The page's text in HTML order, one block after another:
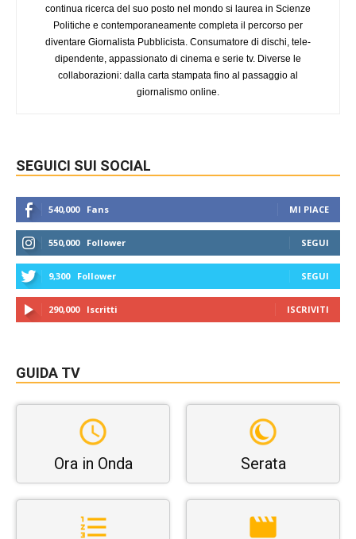
continua ricerca del suo posto nel mondo si laurea in Scienze
Politiche e contemporaneamente completa il percorso per
diventare Giornalista Pubblicista. Consumatore di dischi, tele-
dipendente, appassionato di cinema e serie tv. Diverse le
collaborazioni: dalla carta stampata fino al passaggio al
giornalismo online.
SEGUICI SUI SOCIAL
540,000 Fans MI PIACE
550,000 Follower SEGUI
9,300 Follower SEGUI
290,000 Iscritti ISCRIVITI
GUIDA TV
Ora in Onda Serata